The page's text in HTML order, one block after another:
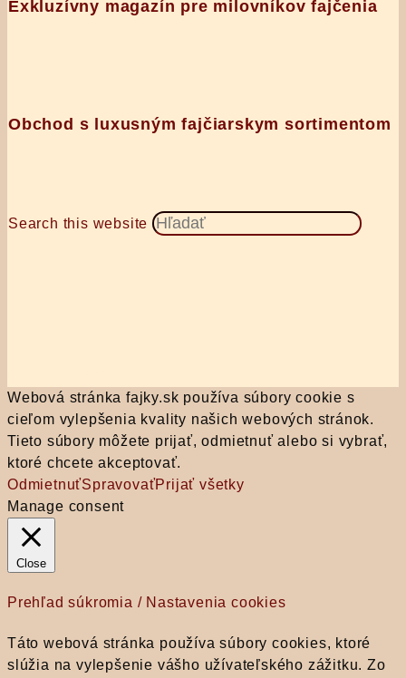
Exkluzívny magazín pre milovníkov fajčenia
Obchod s luxusným fajčiarskym sortimentom
Search this website
Webová stránka fajky.sk používa súbory cookie s
cieľom vylepšenia kvality našich webových stránok.
Tieto súbory môžete prijať, odmietnuť alebo si vybrať,
ktoré chcete akceptovať.
OdmietnuťSpravovaťPrijať všetky
Manage consent
Close
Prehľad súkromia / Nastavenia cookies
Táto webová stránka používa súbory cookies, ktoré
slúžia na vylepšenie vášho užívateľského zážitku. Zo